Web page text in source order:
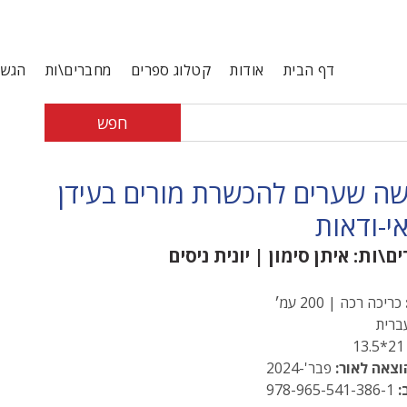
דף הבית אודות קטלוג ספרים מחברים\ות
חפש
שערים להכשרת מורים בעידן
ודאות
איתן סימון | יונית ניסים
כריכה רכה | 200 עמ׳
לאור: פבר'-2024